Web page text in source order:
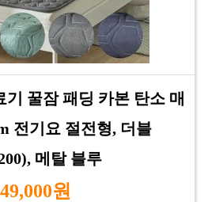
기 꿀잠 패딩 카본 탄소 매
전기요 절전형, 더블
메탈 블루
원